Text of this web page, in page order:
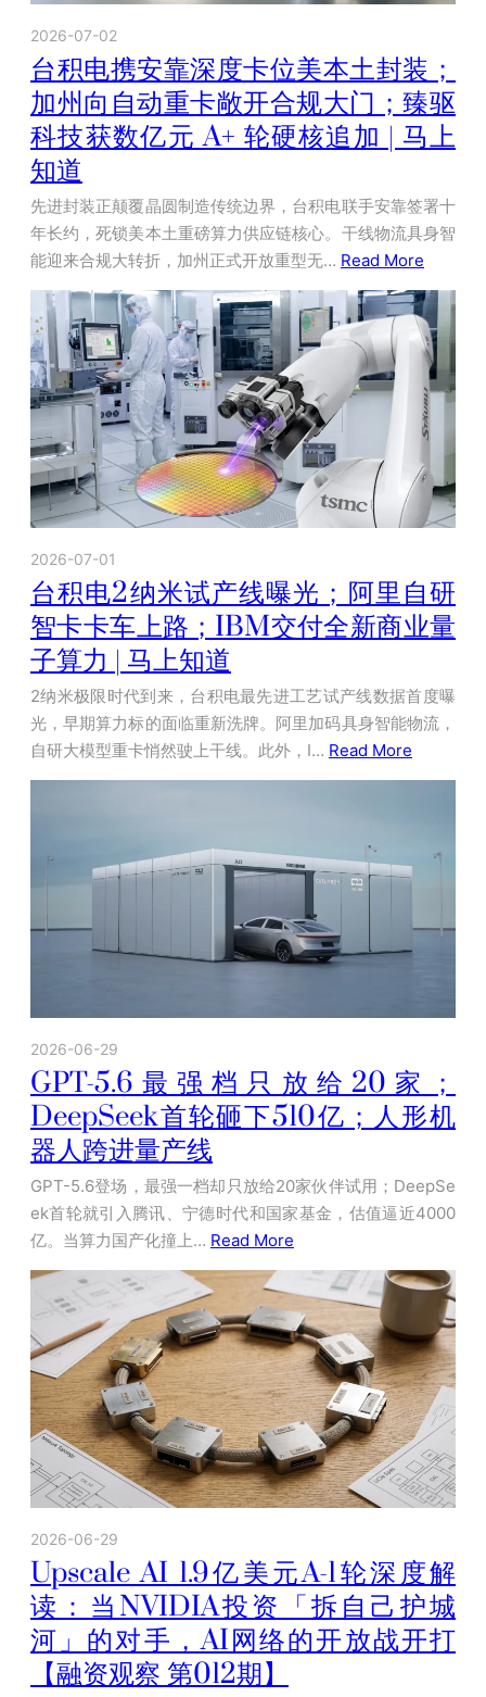
2026-07-02
台积电携安靠深度卡位美本土封装；
加州向自动重卡敞开合规大门；臻驱
科技获数亿元 A+ 轮硬核追加 | 马上
知道
先进封装正颠覆晶圆制造传统边界，台积电联手安靠签署十
年长约，死锁美本土重磅算力供应链核心。干线物流具身智
能迎来合规大转折，加州正式开放重型无… Read More
2026-07-01
台积电2纳米试产线曝光；阿里自研
智卡卡车上路；IBM交付全新商业量
子算力 | 马上知道
2纳米极限时代到来，台积电最先进工艺试产线数据首度曝
光，早期算力标的面临重新洗牌。阿里加码具身智能物流，
自研大模型重卡悄然驶上干线。此外，I… Read More
2026-06-29
GPT-5.6最强档只放给20家；
DeepSeek首轮砸下510亿；人形机
器人跨进量产线
GPT-5.6登场，最强一档却只放给20家伙伴试用；DeepSe
ek首轮就引入腾讯、宁德时代和国家基金，估值逼近4000
亿。当算力国产化撞上… Read More
2026-06-29
Upscale AI 1.9亿美元A-1轮深度解
读：当NVIDIA投资「拆自己护城
河」的对手，AI网络的开放战开打
【融资观察 第012期】